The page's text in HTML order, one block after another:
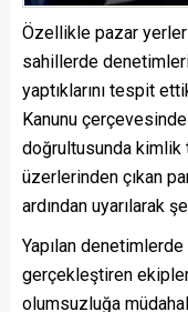
Özellikle pazar
sahillerde
yaptıklarını tespit
Kanunu
doğrultusunda kimlik
üzerlerinden çıkan
ardından uyarılarak
Yapılan
gerçekleştiren
olumsuzluğa